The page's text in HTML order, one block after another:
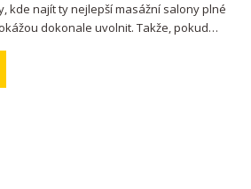
kde najít ty nejlepší masážní salony plné
dokonale uvolnit. Takže, pokud